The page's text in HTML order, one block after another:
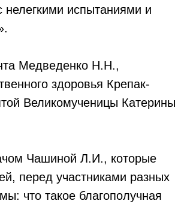
испытаниями и
Медведенко Н.Н.,
здоровья Крепак-
Великомученицы Катерины
Чашиной Л.И., которые
перед участниками разных
что такое благополучная